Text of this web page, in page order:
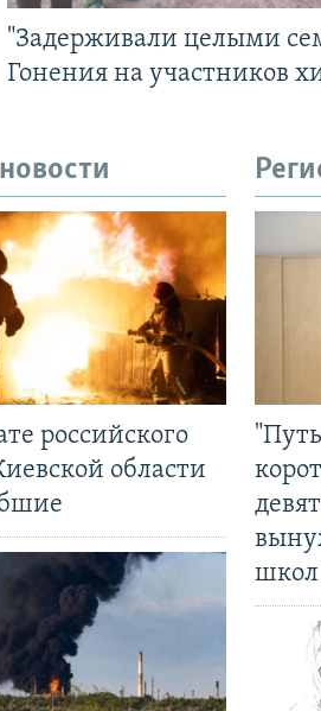
"Задерживали целыми
Гонения на участников
российского
области
школ